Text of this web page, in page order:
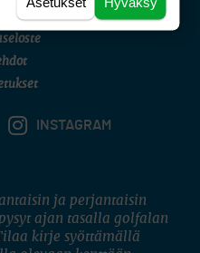
INSTAGRAM
ja perjantaisin
ajan tasalla golfalan
kirje syöttämällä